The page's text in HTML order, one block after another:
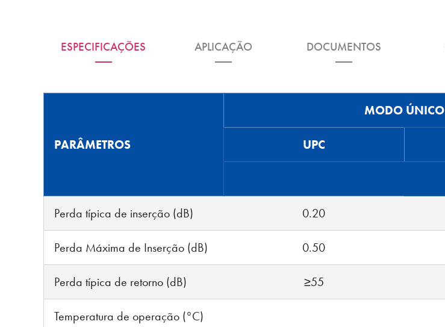
ESPECIFICAÇÕES APLICAÇÃO DOCUMENTOS
PARÂMETROS
MODO ÚNICO
UPC
Perda típica de inserção (dB) 0.20
Perda Máxima de Inserção (dB) 0.50
Perda típica de retorno (dB) ≥55
Temperatura de operação (°C)